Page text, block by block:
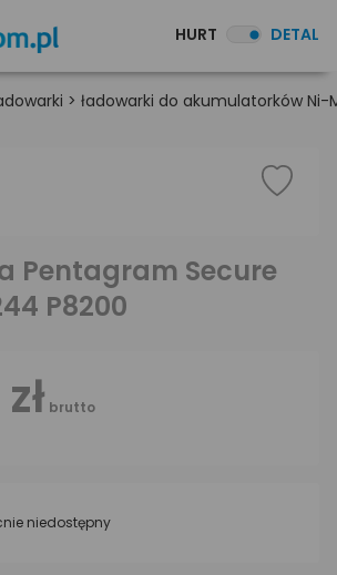
HURT DETAL
> ładowarki do akumulatorków Ni-
Pentagram Secure
P8200
brutto
niedostępny